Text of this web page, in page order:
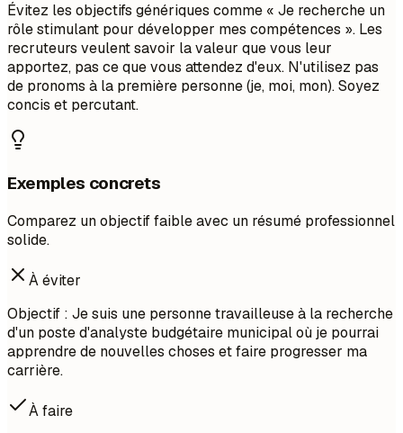
Évitez les objectifs génériques comme « Je recherche un
rôle stimulant pour développer mes compétences ». Les
recruteurs veulent savoir la valeur que vous leur
apportez, pas ce que vous attendez d'eux. N'utilisez pas
de pronoms à la première personne (je, moi, mon). Soyez
concis et percutant.
Exemples concrets
Comparez un objectif faible avec un résumé professionnel
solide.
À éviter
Objectif : Je suis une personne travailleuse à la recherche
d'un poste d'analyste budgétaire municipal où je pourrai
apprendre de nouvelles choses et faire progresser ma
carrière.
À faire